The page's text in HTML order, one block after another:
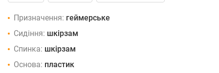
Призначення: геймерське
Сидіння: шкірзам
Спинка: шкірзам
Основа: пластик